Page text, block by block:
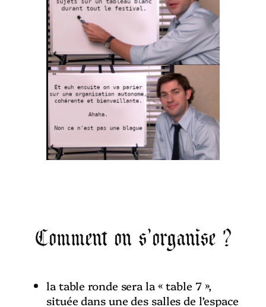
Comment on s’organise ?
la table ronde sera la « table 7 »,
située dans une des salles de l’espace